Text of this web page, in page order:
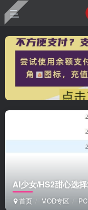
AI少女/HS2甜心选
首页 MOD专区